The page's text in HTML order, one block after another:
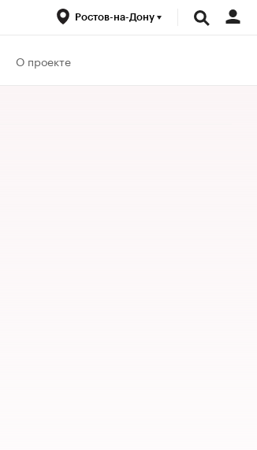
Ростов-на-Дону
О проекте